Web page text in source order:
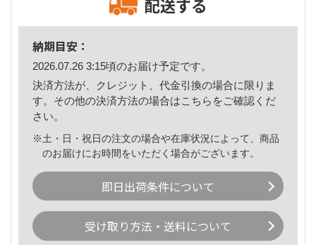
配送する
納期目安：
2026.07.26 3:15頃のお届け予定です。
決済方法が、クレジット、代金引換の場合に限りま
す。その他の決済方法の場合はこちら をご確認くだ
さい。
※土・日・祝日の注文の場合や在庫状況によって、商品
のお届けにお時間をいただく場合がございます。
即日出荷条件について
受け取り方法・送料について